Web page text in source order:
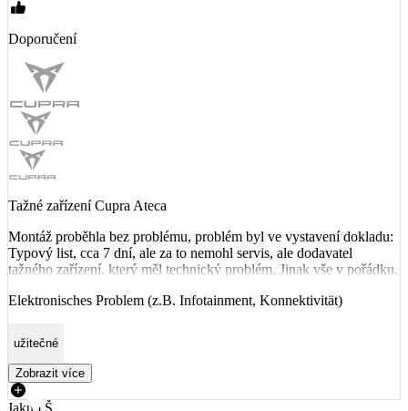
Doporučení
Tažné zařízení Cupra Ateca
Montáž proběhla bez problému, problém byl ve vystavení dokladu:
Typový list, cca 7 dní, ale za to nemohl servis, ale dodavatel
tažného zařízení, který měl technický problém. Jinak vše v pořádku.
Elektronisches Problem (z.B. Infotainment, Konnektivität)
užitečné
Zobrazit více
Jakub Š.